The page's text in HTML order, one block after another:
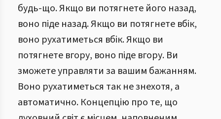
будь-що. Якщо ви потягнете його назад,
воно піде назад. Якщо ви потягнете вбік,
воно рухатиметься вбік. Якщо ви
потягнете вгору, воно піде вгору. Ви
зможете управляти за вашим бажанням.
Воно рухатиметься так не знехотя, а
автоматично. Концепцію про те, що